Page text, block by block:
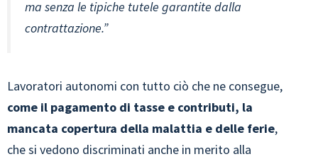
ma senza le tipiche tutele garantite dalla
contrattazione.”
Lavoratori autonomi con tutto ciò che ne consegue,
come il pagamento di tasse e contributi, la
mancata copertura della malattia e delle ferie,
che si vedono discriminati anche in merito alla